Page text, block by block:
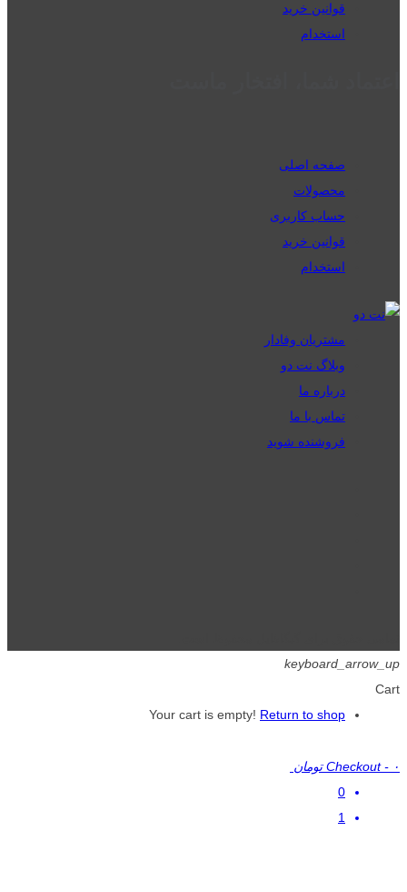
قوانین خرید
استخدام
صفحه اصلی
محصولات
حساب کاربری
قوانین خرید
استخدام
مشتریان وفادار
وبلاگ نت دو
درباره ما
تماس با ما
فروشنده شوید
keyboard_arrow_up
Cart
Your cart is empty! Return to shop
Checkout - ۰ تومان
0
1